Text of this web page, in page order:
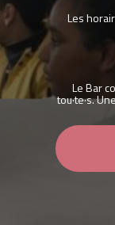
Les
Le Bar
tou·te·s.